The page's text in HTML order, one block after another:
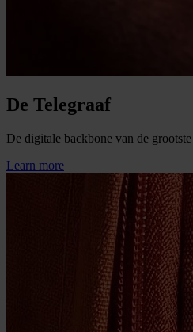
De Telegraaf
De digitale backbone van de
Learn more